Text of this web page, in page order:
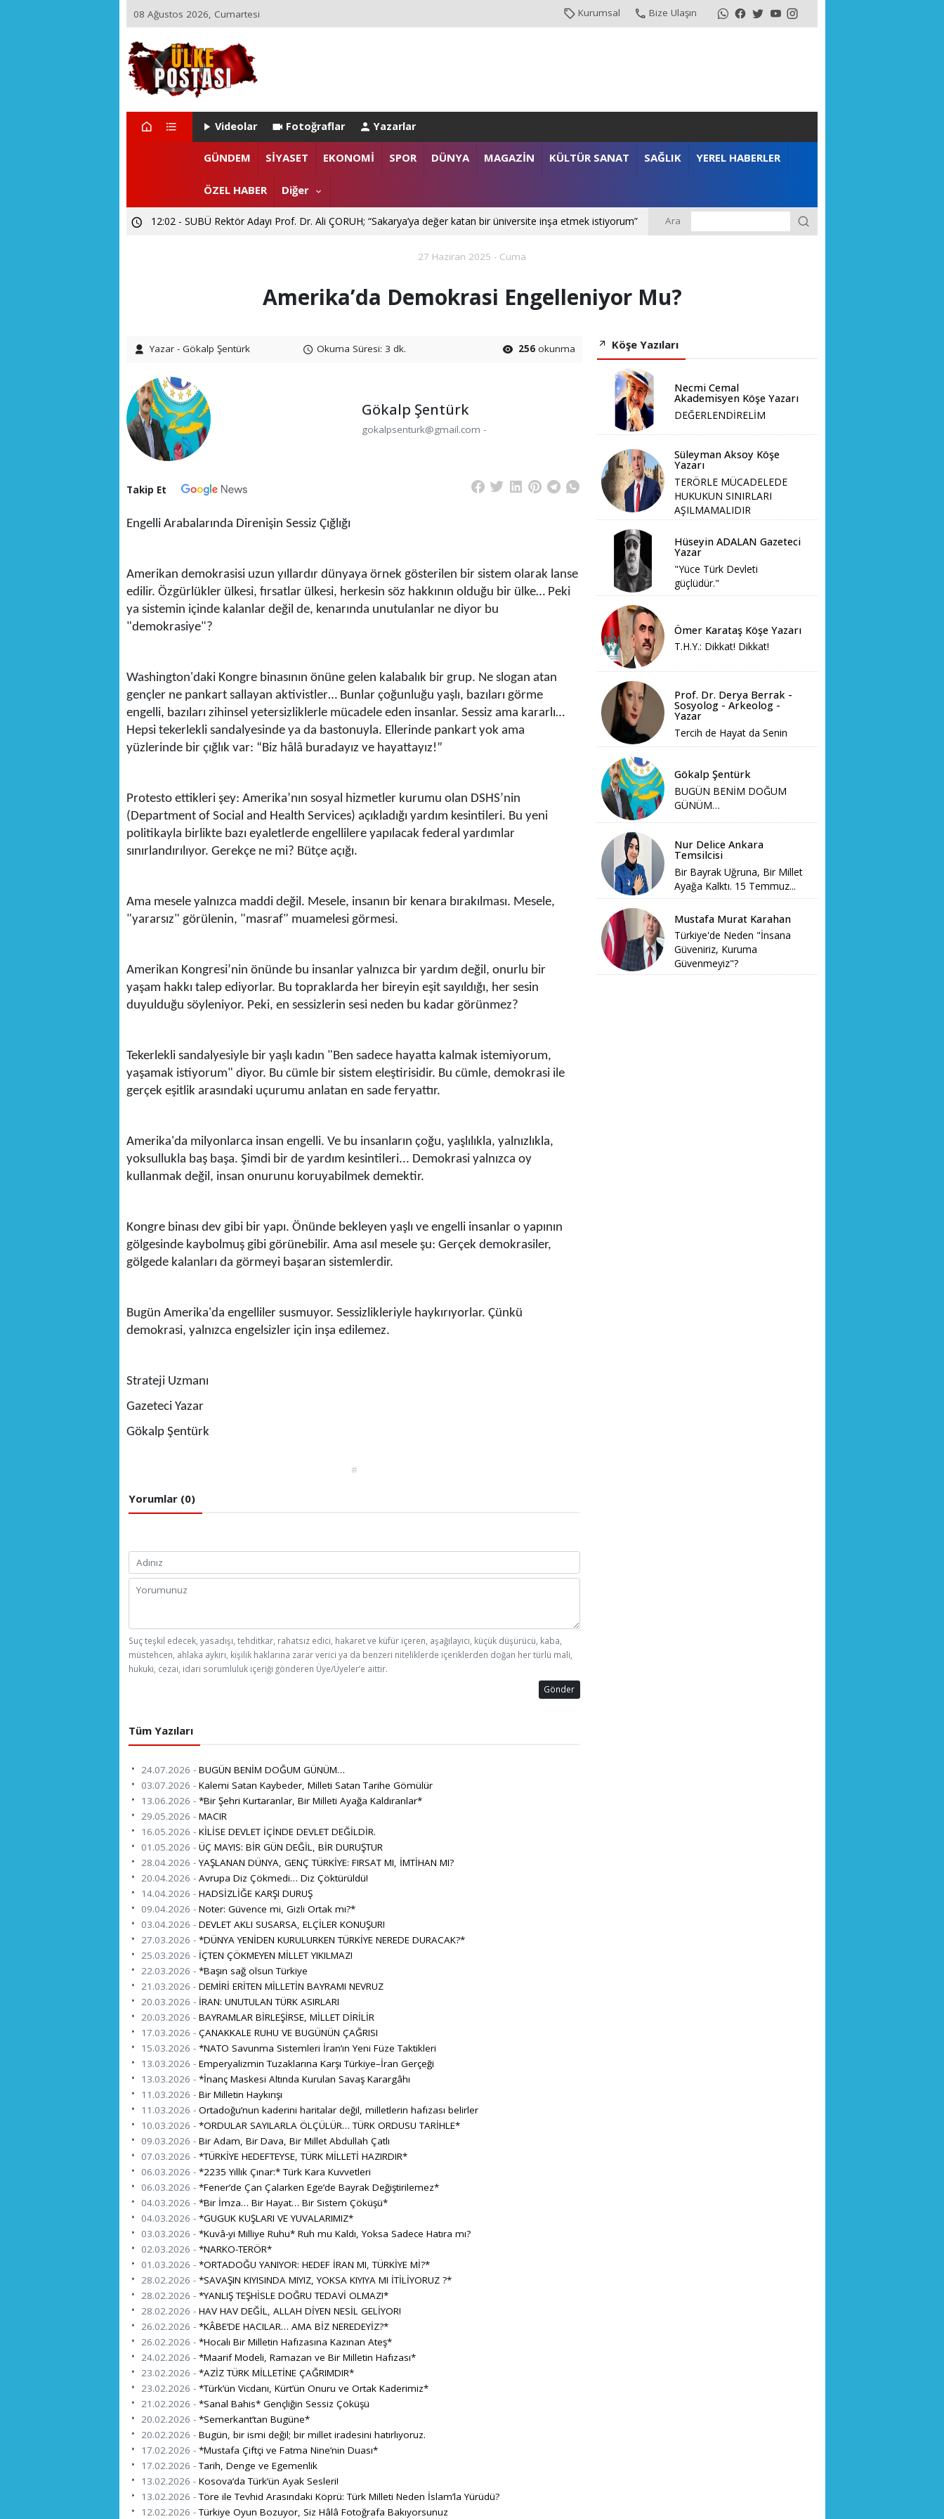
08 Ağustos 2026, Cumartesi Kurumsal Bize Ulaşın
Videolar Fotoğraflar Yazarlar
GÜNDEM SİYASET EKONOMİ SPOR DÜNYA MAGAZİN KÜLTÜR SANAT SAĞLIK YEREL HABERLER
ÖZEL HABER Diğer
22:29 - ZEYNEP ARI TETİK İSTANBUL EMNİYET MÜDÜRLÜĞÜ’NE ATANDI
12:02 - SUBÜ Rektör Adayı Prof. Dr. Ali ÇORUH; “Sakarya’ya değer katan bir üniversite inşa etmek istiyorum” Ara
27 Haziran 2025 - Cuma
Amerika’da Demokrasi Engelleniyor Mu?
Yazar - Gökalp Şentürk Okuma Süresi: 3 dk. 256 okunma
Gökalp Şentürk
gokalpsenturk@gmail.com -
Takip Et
Engelli Arabalarında Direnişin Sessiz Çığlığı
Amerikan demokrasisi uzun yıllardır dünyaya örnek gösterilen bir sistem olarak lanse
edilir. Özgürlükler ülkesi, fırsatlar ülkesi, herkesin söz hakkının olduğu bir ülke… Peki
ya sistemin içinde kalanlar değil de, kenarında unutulanlar ne diyor bu
"demokrasiye"?
Washington'daki Kongre binasının önüne gelen kalabalık bir grup. Ne slogan atan
gençler ne pankart sallayan aktivistler… Bunlar çoğunluğu yaşlı, bazıları görme
engelli, bazıları zihinsel yetersizliklerle mücadele eden insanlar. Sessiz ama kararlı…
Hepsi tekerlekli sandalyesinde ya da bastonuyla. Ellerinde pankart yok ama
yüzlerinde bir çığlık var: “Biz hâlâ buradayız ve hayattayız!”
Protesto ettikleri şey: Amerika’nın sosyal hizmetler kurumu olan DSHS’nin
(Department of Social and Health Services) açıkladığı yardım kesintileri. Bu yeni
politikayla birlikte bazı eyaletlerde engellilere yapılacak federal yardımlar
sınırlandırılıyor. Gerekçe ne mi? Bütçe açığı.
Ama mesele yalnızca maddi değil. Mesele, insanın bir kenara bırakılması. Mesele,
"yararsız" görülenin, "masraf" muamelesi görmesi.
Amerikan Kongresi’nin önünde bu insanlar yalnızca bir yardım değil, onurlu bir
yaşam hakkı talep ediyorlar. Bu topraklarda her bireyin eşit sayıldığı, her sesin
duyulduğu söyleniyor. Peki, en sessizlerin sesi neden bu kadar görünmez?
Tekerlekli sandalyesiyle bir yaşlı kadın "Ben sadece hayatta kalmak istemiyorum,
yaşamak istiyorum" diyor. Bu cümle bir sistem eleştirisidir. Bu cümle, demokrasi ile
gerçek eşitlik arasındaki uçurumu anlatan en sade feryattır.
Amerika'da milyonlarca insan engelli. Ve bu insanların çoğu, yaşlılıkla, yalnızlıkla,
yoksullukla baş başa. Şimdi bir de yardım kesintileri... Demokrasi yalnızca oy
kullanmak değil, insan onurunu koruyabilmek demektir.
Kongre binası dev gibi bir yapı. Önünde bekleyen yaşlı ve engelli insanlar o yapının
gölgesinde kaybolmuş gibi görünebilir. Ama asıl mesele şu: Gerçek demokrasiler,
gölgede kalanları da görmeyi başaran sistemlerdir.
Bugün Amerika'da engelliler susmuyor. Sessizlikleriyle haykırıyorlar. Çünkü
demokrasi, yalnızca engelsizler için inşa edilemez.
Strateji Uzmanı
Gazeteci Yazar
Gökalp Şentürk
#
Yorumlar (0)
Suç teşkil edecek, yasadışı, tehditkar, rahatsız edici, hakaret ve küfür içeren, aşağılayıcı, küçük düşürücü, kaba,
müstehcen, ahlaka aykırı, kişilik haklarına zarar verici ya da benzeri niteliklerde içeriklerden doğan her türlü mali,
hukuki, cezai, idari sorumluluk içeriği gönderen Üye/Üyeler’e aittir.
Gönder
Tüm Yazıları
24.07.2026 - BUGÜN BENİM DOĞUM GÜNÜM…
03.07.2026 - Kalemi Satan Kaybeder, Milleti Satan Tarihe Gömülür
13.06.2026 - *Bir Şehri Kurtaranlar, Bir Milleti Ayağa Kaldıranlar*
29.05.2026 - MACIR
16.05.2026 - KİLİSE DEVLET İÇİNDE DEVLET DEĞİLDİR.
01.05.2026 - ÜÇ MAYIS: BİR GÜN DEĞİL, BİR DURUŞTUR
28.04.2026 -YAŞLANAN DÜNYA, GENÇ TÜRKİYE: FIRSAT MI, İMTİHAN MI?
20.04.2026 - Avrupa Diz Çökmedi… Diz Çöktürüldü!
14.04.2026 - HADSİZLİĞE KARŞI DURUŞ
09.04.2026 - Noter: Güvence mi, Gizli Ortak mı?*
03.04.2026 - DEVLET AKLI SUSARSA, ELÇİLER KONUŞUR!
27.03.2026 - *DÜNYA YENİDEN KURULURKEN TÜRKİYE NEREDE DURACAK?*
25.03.2026 - İÇTEN ÇÖKMEYEN MİLLET YIKILMAZ!
22.03.2026 - *Başın sağ olsun Türkiye
21.03.2026 - DEMİRİ ERİTEN MİLLETİN BAYRAMI NEVRUZ
20.03.2026 - İRAN: UNUTULAN TÜRK ASIRLARI
20.03.2026 - BAYRAMLAR BİRLEŞİRSE, MİLLET DİRİLİR
17.03.2026 - ÇANAKKALE RUHU VE BUGÜNÜN ÇAĞRISI
15.03.2026 - *NATO Savunma Sistemleri İran’ın Yeni Füze Taktikleri
13.03.2026 - Emperyalizmin Tuzaklarına Karşı Türkiye–İran Gerçeği
13.03.2026 - *İnanç Maskesi Altında Kurulan Savaş Karargâhı
11.03.2026 - Bir Milletin Haykırışı
11.03.2026 - Ortadoğu’nun kaderini haritalar değil, milletlerin hafızası belirler
10.03.2026 - *ORDULAR SAYILARLA ÖLÇÜLÜR… TÜRK ORDUSU TARİHLE*
09.03.2026 - Bir Adam, Bir Dava, Bir Millet Abdullah Çatlı
07.03.2026 - *TÜRKİYE HEDEFTEYSE, TÜRK MİLLETİ HAZIRDIR*
06.03.2026 - *2235 Yıllık Çınar:* Türk Kara Kuvvetleri
06.03.2026 - *Fener’de Çan Çalarken Ege’de Bayrak Değiştirilemez*
04.03.2026 - *Bir İmza… Bir Hayat… Bir Sistem Çöküşü*
04.03.2026 - *GUGUK KUŞLARI VE YUVALARIMIZ*
03.03.2026 - *Kuvâ-yi Milliye Ruhu* Ruh mu Kaldı, Yoksa Sadece Hatıra mı?
02.03.2026 - *NARKO-TERÖR*
01.03.2026 - *ORTADOĞU YANIYOR: HEDEF İRAN MI, TÜRKİYE Mİ?*
28.02.2026 - *SAVAŞIN KIYISINDA MIYIZ, YOKSA KIYIYA MI İTİLİYORUZ ?*
28.02.2026 - *YANLIŞ TEŞHİSLE DOĞRU TEDAVİ OLMAZ!*
28.02.2026 - HAV HAV DEĞİL, ALLAH DİYEN NESİL GELİYOR!
26.02.2026 - *KÂBE’DE HACILAR… AMA BİZ NEREDEYİZ?*
26.02.2026 - *Hocalı Bir Milletin Hafızasına Kazınan Ateş*
24.02.2026 - *Maarif Modeli, Ramazan ve Bir Milletin Hafızası*
23.02.2026 - *AZİZ TÜRK MİLLETİNE ÇAĞRIMDIR*
23.02.2026 - *Türk’ün Vicdanı, Kürt’ün Onuru ve Ortak Kaderimiz*
21.02.2026 - *Sanal Bahis* Gençliğin Sessiz Çöküşü
20.02.2026 - *Semerkant’tan Bugüne*
20.02.2026 - Bugün, bir ismi değil; bir millet iradesini hatırlıyoruz.
17.02.2026 - *Mustafa Çiftçi ve Fatma Nine’nin Duası*
17.02.2026 -Tarih, Denge ve Egemenlik
13.02.2026 - Kosova’da Türk’ün Ayak Sesleri!
13.02.2026 -Töre ile Tevhid Arasındaki Köprü: Türk Milleti Neden İslam’la Yürüdü?
12.02.2026 -Türkiye Oyun Bozuyor, Siz Hâlâ Fotoğrafa Bakıyorsunuz
Köşe Yazıları
Necmi Cemal
Akademisyen Köşe Yazarı
DEĞERLENDİRELİM
Süleyman Aksoy Köşe
Yazarı
TERÖRLE MÜCADELEDE
HUKUKUN SINIRLARI
AŞILMAMALIDIR
Hüseyin ADALAN Gazeteci
Yazar
"Yüce Türk Devleti
güçlüdür."
Ömer Karataş Köşe Yazarı
T.H.Y.: Dikkat! Dikkat!
Prof. Dr. Derya Berrak -
Sosyolog - Arkeolog -
Yazar
Tercih de Hayat da Senin
Gökalp Şentürk
BUGÜN BENİM DOĞUM
GÜNÜM…
Nur Delice Ankara
Temsilcisi
Bir Bayrak Uğruna, Bir Millet
Ayağa Kalktı. 15 Temmuz...
Mustafa Murat Karahan
Türkiye'de Neden "İnsana
Güveniriz, Kuruma
Güvenmeyiz"?